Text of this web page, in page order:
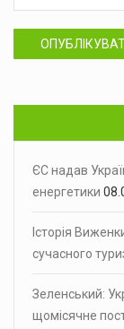
ЄС надав
енергетики
Історія
сучасного
Зеленський:
щомісячне